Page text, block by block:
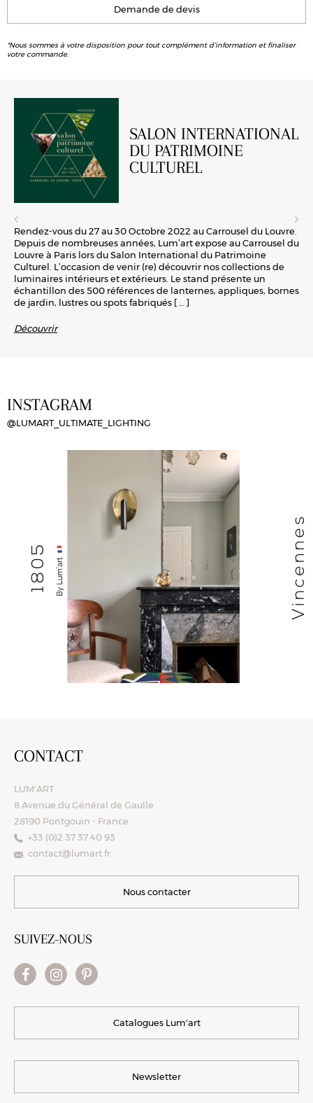
Demande de devis
*Nous sommes à votre disposition pour tout complément d’information et finaliser
votre commande.
SALON INTERNATIONAL
DU PATRIMOINE
CULTUREL
Rendez-vous du 27 au 30 Octobre 2022 au Carrousel du Louvre.
Depuis de nombreuses années, Lum’art expose au Carrousel du
Louvre à Paris lors du Salon International du Patrimoine
Culturel. L’occasion de venir (re) découvrir nos collections de
luminaires intérieurs et extérieurs. Le stand présente un
échantillon des 500 références de lanternes, appliques, bornes
de jardin, lustres ou spots fabriqués [ … ]
Découvrir
INSTAGRAM
@LUMART_ULTIMATE_LIGHTING
CONTACT
LUM'ART
8 Avenue du Général de Gaulle
28190 Pontgouin - France
+33 (0)2 37 37 40 93
contact@lumart.fr
Nous contacter
SUIVEZ-NOUS
Catalogues Lum'art
Newsletter